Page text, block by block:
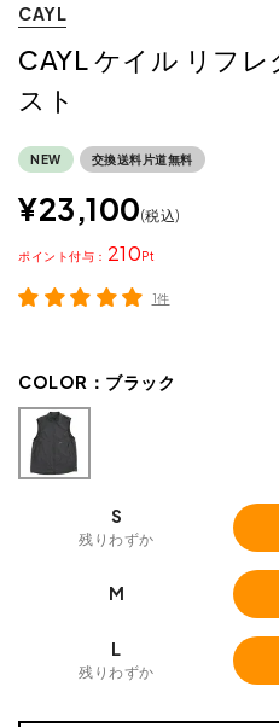
CAYL
CAYL ケイル リフ
スト
NEW 交換送料片道無料
¥23,100 税込
210
ポイント
1件
COLOR： ブラック
S
残りわずか
M
L
残りわずか